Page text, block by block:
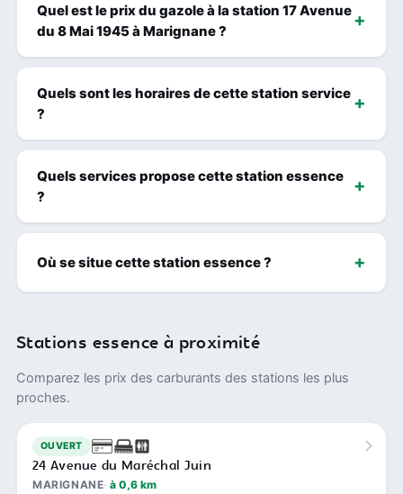
Quel est le prix du gazole à la station 17 Avenue
du 8 Mai 1945 à Marignane ?
Quels sont les horaires de cette station service
?
Quels services propose cette station essence
?
Où se situe cette station essence ?
Stations essence à proximité
Comparez les prix des carburants des stations les plus
proches.
OUVERT
24 Avenue du Maréchal Juin
MARIGNANE à 0,6 km